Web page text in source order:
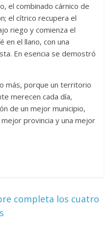
el combinado cárnico de
el cítrico recupera el
riego y comienza el
en el llano, con una
En esencia se demostró
más, porque un territorio
merecen cada día,
de un mejor municipio,
provincia y una mejor
completa los cuatro